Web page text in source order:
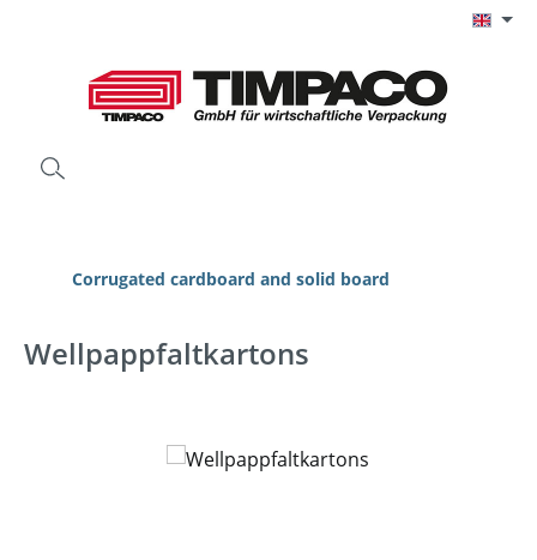
Corrugated cardboard and solid board
Wellpappfaltkartons
Skip image gallery